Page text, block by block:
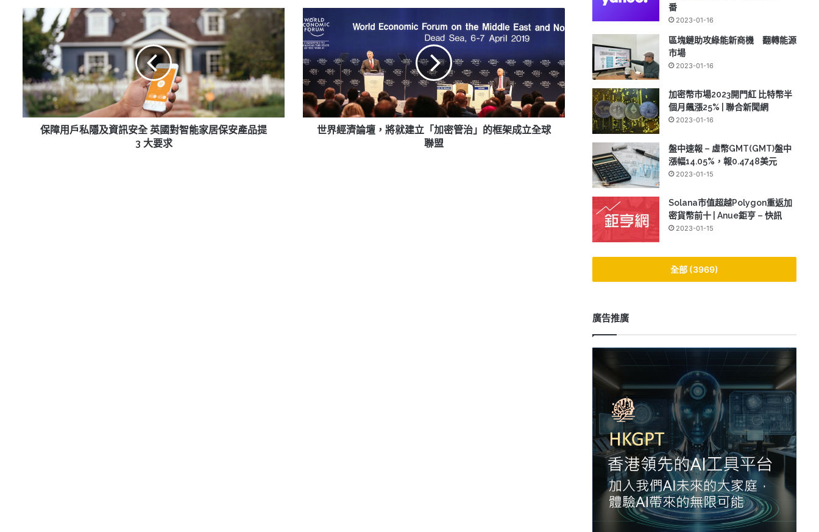
保
障
私
隱
及
資
訊
保障用戶私隱及資訊安全 英國對智能家居保安產品提
3 大要求
界
經
濟
論
壇，
將
就
建
世界經濟論壇，將就建立「加密管治」的框架成立全球
聯盟
番
2023-01-16
區塊鏈助攻綠能新商機 翻轉能源
市場
2023-01-16
加密幣市場2023開門紅 比特幣半
個月飆漲25% | 聯合新聞網
2023-01-16
盤中速報 – 虛幣GMT(GMT)盤中
漲幅14.05%，報0.4748美元
2023-01-15
Solana市值超越Polygon重返加
密貨幣前十 | Anue鉅亨 – 快訊
2023-01-15
全部 (3969)
廣告推廣